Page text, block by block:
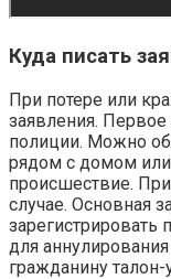
Куда писать
При потере или
заявления.
полиции. Можно
рядом с домом или
происшествие.
случае. Основная
для
гражданину